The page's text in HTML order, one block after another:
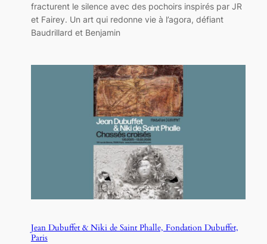
fracturent le silence avec des pochoirs inspirés par JR
et Fairey. Un art qui redonne vie à l’agora, défiant
Baudrillard et Benjamin
Jean Dubuffet & Niki de Saint Phalle, Fondation Dubuffet,
Paris